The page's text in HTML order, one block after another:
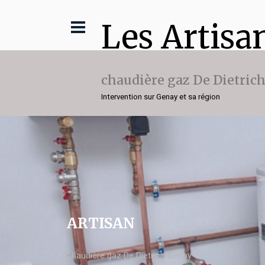
Les
chaudière gaz De Dietrich
Intervention sur Genay et sa région
ARTISAN
chaudière gaz De Dietrich Genay